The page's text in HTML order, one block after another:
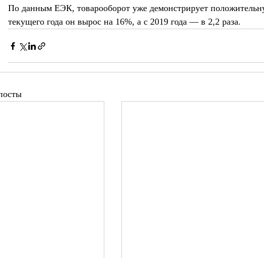
По данным ЕЭК, товарооборот уже демонстрирует
текущего года он вырос на 16%, а с 2019 года — в 2,2 раза.